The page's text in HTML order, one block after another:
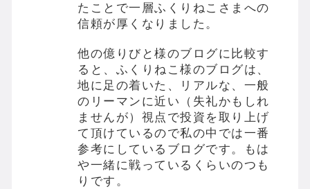
たことで一層ふくりねこさまへの
信頼が厚くなりました。
他の億りびと様のブログに比較す
ると、ふくりねこ様のブログは、
地に足の着いた、リアルな、一般
のリーマンに近い（失礼かもしれ
ませんが）視点で投資を取り上げ
て頂けているので私の中では一番
参考にしているブログです。もは
や一緒に戦っているくらいのつも
りです。